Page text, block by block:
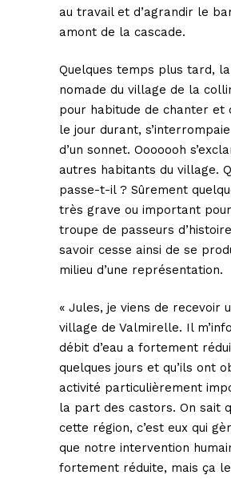
au travail et d’agrandir le
amont de la cascade.
Quelques temps plus tard,
nomade du village de la
pour habitude de chanter et
le jour durant,
d’un sonnet. Ooooooh
autres habitants du village.
passe-t-il ? Sûrement
très grave ou important
troupe de passeurs
savoir cesse ainsi de se
milieu d’une représentation.
« Jules, je viens de recevoir
village de Valmirelle. Il
débit d’eau a fortement
quelques jours et qu’ils ont
activité particulièrement
la part des castors. On sait
cette région, c’est eux qui
que notre intervention
fortement réduite, mais ça